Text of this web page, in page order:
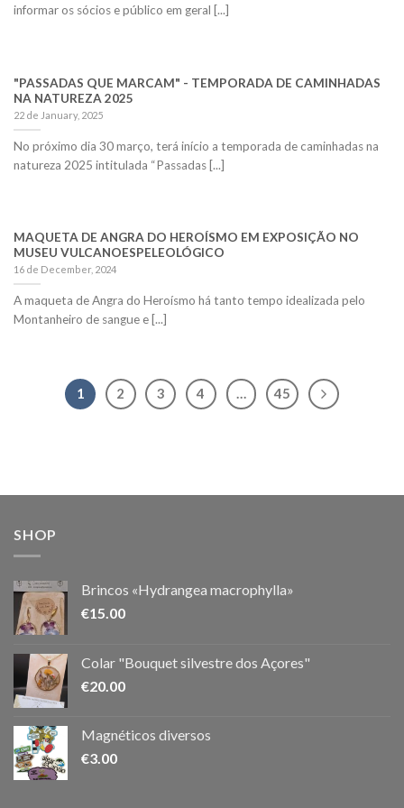
informar os sócios e público em geral [...]
"PASSADAS QUE MARCAM" - TEMPORADA DE CAMINHADAS
NA NATUREZA 2025
22 de January, 2025
No próximo dia 30 março, terá início a temporada de caminhadas na
natureza 2025 intitulada “Passadas [...]
MAQUETA DE ANGRA DO HEROÍSMO EM EXPOSIÇÃO NO
MUSEU VULCANOESPELEOLÓGICO
16 de December, 2024
A maqueta de Angra do Heroísmo há tanto tempo idealizada pelo
Montanheiro de sangue e [...]
1 2 3 4 … 45
SHOP
Brincos «Hydrangea macrophylla»
€15.00
Colar "Bouquet silvestre dos Açores"
€20.00
Magnéticos diversos
€3.00